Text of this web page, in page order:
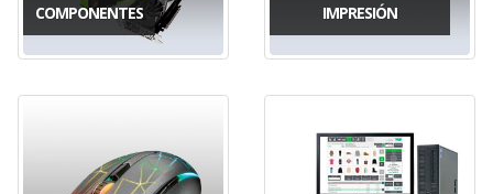
COMPONENTES
IMPRESIÓN